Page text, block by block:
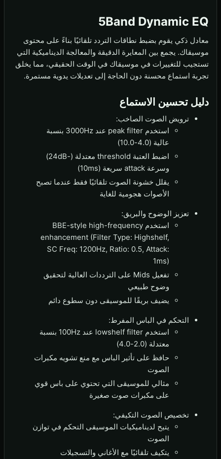
5Band Dynamic EQ
معادل ذكي يقوم بضبط نطاقات التردد تلقائيًا بناءً على محتوى
موسيقاك. يجمع بين المعايرة الدقيقة والمعالجة الديناميكية التي
تستجيب للتغييرات في موسيقاك في الوقت الحقيقي، مما يخلق
تجربة استماع محسنة دون الحاجة إلى تعديلات يدوية مستمرة.
دليل تحسين الاستماع
ترويض الصوت الصاخب:
استخدم peak filter عند 3000Hz بنسبة
عالية (4.0-10.0)
اضبط العتبة threshold معتدلة (-24dB)
وسرعة attack سريعة (10ms)
يقلل خشونة الصوت تلقائيًا فقط عندما تصبح
الأصوات هجومية للغاية
تعزيز الوضوح والبريق:
استخدم BBE-style high-frequency
enhancement (Filter Type: Highshelf,
SC Freq: 1200Hz, Ratio: 0.5, Attack:
1ms)
تفعيل Mids على الترددات العالية لتحقيق
وضوح طبيعي
يضيف بريقًا للموسيقى دون سطوع دائم
التحكم في الباس المفرط:
استخدم lowshelf filter عند 100Hz بنسبة
معتدلة (2.0-4.0)
حافظ على تأثير الباس مع منع تشويه مكبرات
الصوت
مثالي للموسيقى التي تحتوي على باس قوي
على مكبرات صوت صغيرة
تخصيص الصوت التكيفي:
يتيح لديناميكيات الموسيقى التحكم في توازن
الصوت
يتكيف تلقائيًا مع الأغاني والتسجيلات